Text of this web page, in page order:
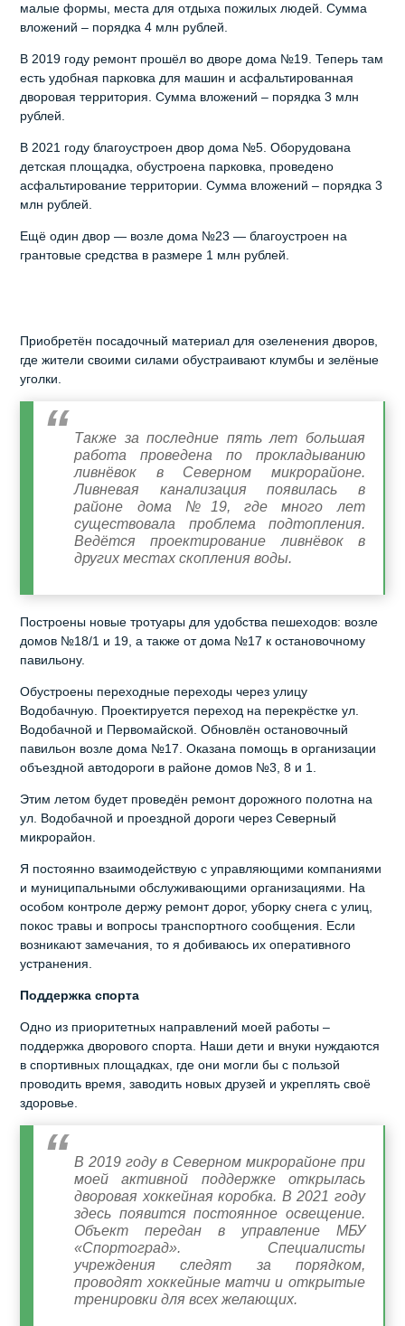
малые формы, места для отдыха пожилых людей. Сумма
вложений – порядка 4 млн рублей.
В 2019 году ремонт прошёл во дворе дома №19. Теперь там
есть удобная парковка для машин и асфальтированная
дворовая территория. Сумма вложений – порядка 3 млн
рублей.
В 2021 году благоустроен двор дома №5. Оборудована
детская площадка, обустроена парковка, проведено
асфальтирование территории. Сумма вложений – порядка 3
млн рублей.
Ещё один двор — возле дома №23 — благоустроен на
грантовые средства в размере 1 млн рублей.
Приобретён посадочный материал для озеленения дворов,
где жители своими силами обустраивают клумбы и зелёные
уголки.
Также за последние пять лет большая
работа проведена по прокладыванию
ливнёвок в Северном микрорайоне.
Ливневая канализация появилась в
районе дома №19, где много лет
существовала проблема подтопления.
Ведётся проектирование ливнёвок в
других местах скопления воды.
Построены новые тротуары для удобства пешеходов: возле
домов №18/1 и 19, а также от дома №17 к остановочному
павильону.
Обустроены переходные переходы через улицу
Водобачную. Проектируется переход на перекрёстке ул.
Водобачной и Первомайской. Обновлён остановочный
павильон возле дома №17. Оказана помощь в организации
объездной автодороги в районе домов №3, 8 и 1.
Этим летом будет проведён ремонт дорожного полотна на
ул. Водобачной и проездной дороги через Северный
микрорайон.
Я постоянно взаимодействую с управляющими компаниями
и муниципальными обслуживающими организациями. На
особом контроле держу ремонт дорог, уборку снега с улиц,
покос травы и вопросы транспортного сообщения. Если
возникают замечания, то я добиваюсь их оперативного
устранения.
Поддержка спорта
Одно из приоритетных направлений моей работы –
поддержка дворового спорта. Наши дети и внуки нуждаются
в спортивных площадках, где они могли бы с пользой
проводить время, заводить новых друзей и укреплять своё
здоровье.
В 2019 году в Северном микрорайоне при
моей активной поддержке открылась
дворовая хоккейная коробка. В 2021 году
здесь появится постоянное освещение.
Объект передан в управление МБУ
«Спортоград». Специалисты
учреждения следят за порядком,
проводят хоккейные матчи и открытые
тренировки для всех желающих.